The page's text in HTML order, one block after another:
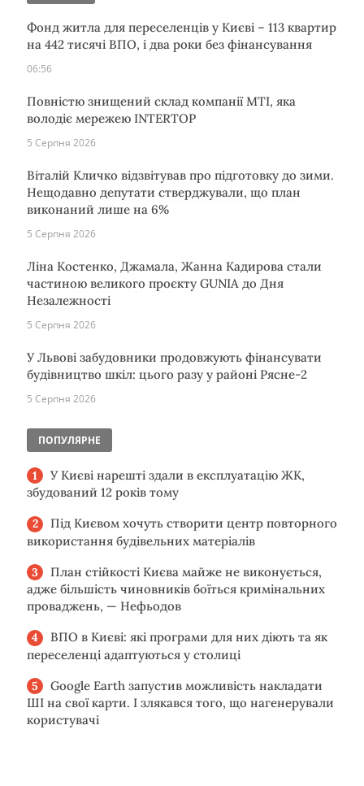
Фонд житла для переселенців у Києві – 113 квартир
на 442 тисячі ВПО, і два роки без фінансування
06:56
Повністю знищений склад компанії MTI, яка
володіє мережею INTERTOP
5 Серпня 2026
Віталій Кличко відзвітував про підготовку до зими.
Нещодавно депутати стверджували, що план
виконаний лише на 6%
5 Серпня 2026
Ліна Костенко, Джамала, Жанна Кадирова стали
частиною великого проєкту GUNIA до Дня
Незалежності
5 Серпня 2026
У Львові забудовники продовжують фінансувати
будівництво шкіл: цього разу у районі Рясне-2
5 Серпня 2026
ПОПУЛЯРНЕ
У Києві нарешті здали в експлуатацію ЖК,
збудований 12 років тому
Під Києвом хочуть створити центр повторного
використання будівельних матеріалів
План стійкості Києва майже не виконується,
адже більшість чиновників боїться кримінальних
проваджень, — Нефьодов
ВПО в Києві: які програми для них діють та як
переселенці адаптуються у столиці
Google Earth запустив можливість накладати
ШІ на свої карти. І злякався того, що нагенерували
користувачі